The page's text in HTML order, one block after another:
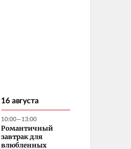
16 августа
10:00—13:00
Романтичный
завтрак для
влюбленных